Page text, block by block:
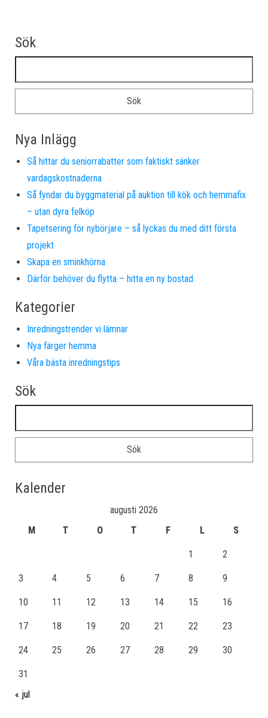
Sök
Nya Inlägg
Så hittar du seniorrabatter som faktiskt sänker
vardagskostnaderna
Så fyndar du byggmaterial på auktion till kök och hemmafix
– utan dyra felköp
Tapetsering för nybörjare – så lyckas du med ditt första
projekt
Skapa en sminkhörna
Därför behöver du flytta – hitta en ny bostad
Kategorier
Inredningstrender vi lämnar
Nya färger hemma
Våra bästa inredningstips
Sök
Kalender
augusti 2026
M
T O T F L S
1 2
3 4 5 6 7 8 9
10 11 12 13 14 15 16
17 18 19 20 21 22 23
24 25 26 27 28 29 30
31
« jul